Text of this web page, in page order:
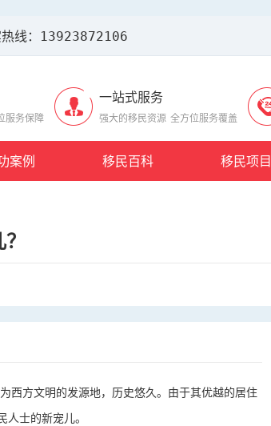
13923872106
服务保障
一站式服务
强大的移民资源 全方位服务覆盖
案例 移民百科 移民项目
西方文明的发源地，历史悠久。由于其优越的居住
士的新宠儿。